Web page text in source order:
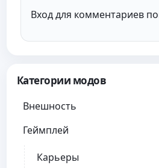
Категории модов
Внешность
Геймплей
Карьеры
Вход для комментариев